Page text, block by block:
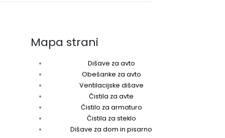
Mapa strani
Dišave za avto
Obešanke za avto
Ventilacijske dišave
Čistila za avte
Čistilo za armaturo
Čistila za steklo
Dišave za dom in pisarno